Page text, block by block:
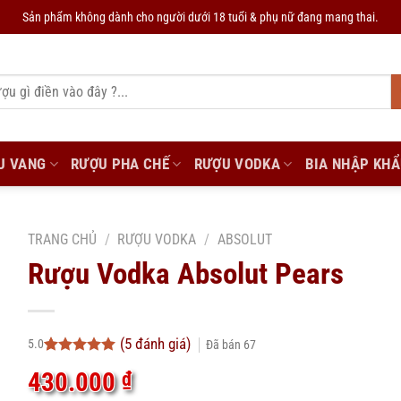
Sản phẩm không dành cho người dưới 18 tuổi & phụ nữ đang mang thai.
VANG RƯỢU PHA CHẾ RƯỢU VODKA BIA NHẬP
TRANG CHỦ / RƯỢU VODKA / ABSOLUT
Rượu Vodka Absolut Pears
5.0
dựa trên
đánh giá
(5đánh giá) Đã bán 67
430.000₫